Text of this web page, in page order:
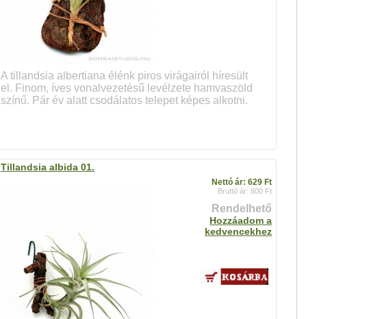
A tillandsia albertiana élénk piros virágairól híresült
el. Finom, íves vonalvezetésű levélzete hamvaszöld
színű. Pár év alatt csodálatos telepet képes alkotni.
Tillandsia albida 01.
Nettó ár: 629 Ft
Bruttó ár: 800 Ft
Rendelhető
Hozzáadom a
kedvencekhez